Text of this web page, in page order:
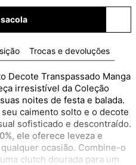
Trocas e devoluções
Decote Transpassado Manga
irresistível da Coleção
noites de festa e balada.
caimento solto e o decote
sofisticado e descontraído.
ele oferece leveza e
ocasião. Combine-o
clutch dourada para um